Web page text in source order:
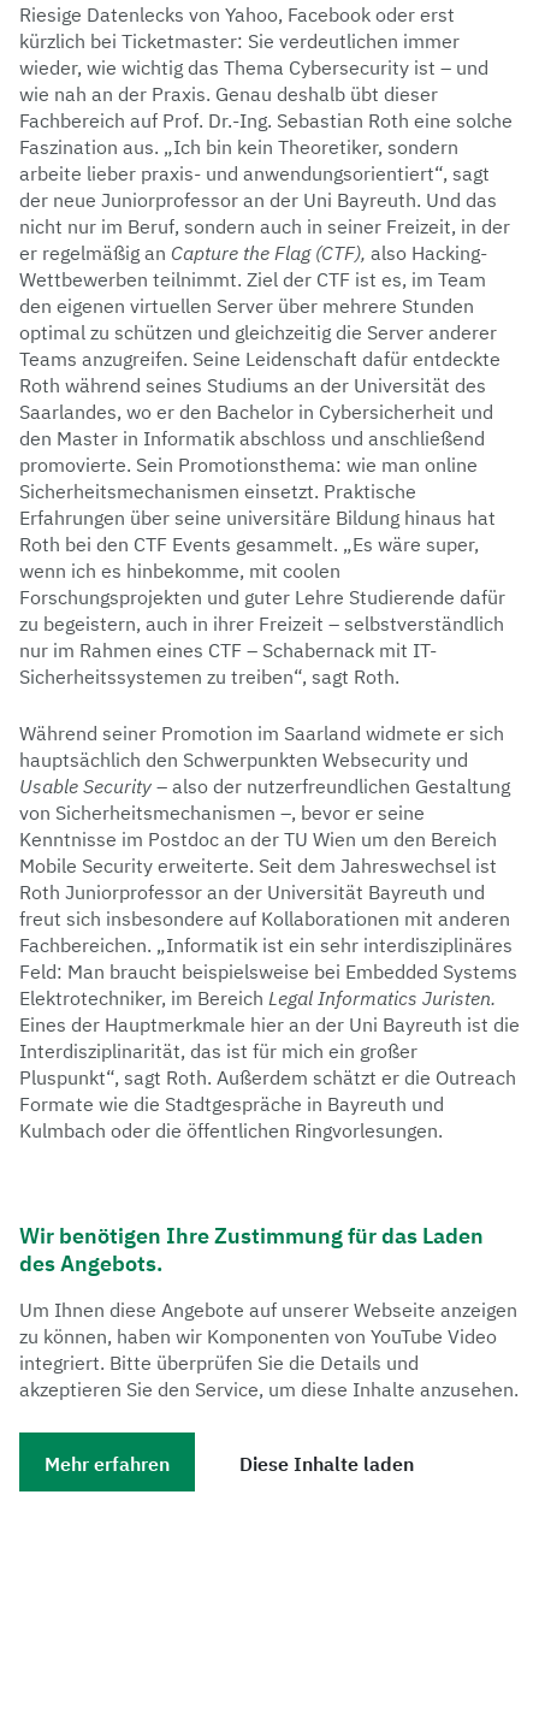
Riesige Datenlecks von Yahoo, Facebook oder erst
kürzlich bei Ticketmaster: Sie verdeutlichen immer
wieder, wie wichtig das Thema Cybersecurity ist – und
wie nah an der Praxis. Genau deshalb übt dieser
Fachbereich auf Prof. Dr.-Ing. Sebastian Roth eine solche
Faszination aus. „Ich bin kein Theoretiker, sondern
arbeite lieber praxis- und anwendungsorientiert“, sagt
der neue Juniorprofessor an der Uni Bayreuth. Und das
nicht nur im Beruf, sondern auch in seiner Freizeit, in der
er regelmäßig an Capture the Flag (CTF), also Hacking-
Wettbewerben teilnimmt. Ziel der CTF ist es, im Team
den eigenen virtuellen Server über mehrere Stunden
optimal zu schützen und gleichzeitig die Server anderer
Teams anzugreifen. Seine Leidenschaft dafür entdeckte
Roth während seines Studiums an der Universität des
Saarlandes, wo er den Bachelor in Cybersicherheit und
den Master in Informatik abschloss und anschließend
promovierte. Sein Promotionsthema: wie man online
Sicherheitsmechanismen einsetzt. Praktische
Erfahrungen über seine universitäre Bildung hinaus hat
Roth bei den CTF Events gesammelt. „Es wäre super,
wenn ich es hinbekomme, mit coolen
Forschungsprojekten und guter Lehre Studierende dafür
zu begeistern, auch in ihrer Freizeit – selbstverständlich
nur im Rahmen eines CTF – Schabernack mit IT-
Sicherheitssystemen zu treiben“, sagt Roth.
Während seiner Promotion im Saarland widmete er sich
hauptsächlich den Schwerpunkten Websecurity und
Usable Security – also der nutzerfreundlichen Gestaltung
von Sicherheitsmechanismen –, bevor er seine
Kenntnisse im Postdoc an der TU Wien um den Bereich
Mobile Security erweiterte. Seit dem Jahreswechsel ist
Roth Juniorprofessor an der Universität Bayreuth und
freut sich insbesondere auf Kollaborationen mit anderen
Fachbereichen. „Informatik ist ein sehr interdisziplinäres
Feld: Man braucht beispielsweise bei Embedded Systems
Elektrotechniker, im Bereich Legal Informatics Juristen.
Eines der Hauptmerkmale hier an der Uni Bayreuth ist die
Interdisziplinarität, das ist für mich ein großer
Pluspunkt“, sagt Roth. Außerdem schätzt er die Outreach
Formate wie die Stadtgespräche in Bayreuth und
Kulmbach oder die öffentlichen Ringvorlesungen.
Wir benötigen Ihre Zustimmung für das Laden
des Angebots.
Um Ihnen diese Angebote auf unserer Webseite anzeigen
zu können, haben wir Komponenten von YouTube Video
integriert. Bitte überprüfen Sie die Details und
akzeptieren Sie den Service, um diese Inhalte anzusehen.
Mehr erfahren Diese Inhalte laden